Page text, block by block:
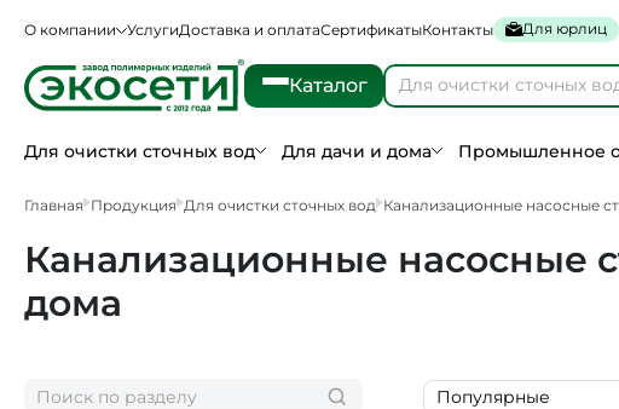
О компании УслугиДоставка и оплатаСертификатыКонтакты Для юрлиц
Каталог
Для очистки сточных вод Для дачи и дома Промышленное
Главная Продукция Для очистки сточных вод Канализационные насосные
Канализационные насосные
дома
Популярные